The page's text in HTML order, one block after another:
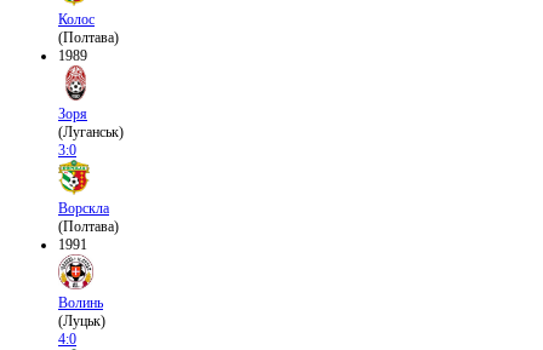
Колос
(Полтава)
1989
Зоря
(Луганськ)
3:0
Ворскла
(Полтава)
1991
Волинь
(Луцьк)
4:0